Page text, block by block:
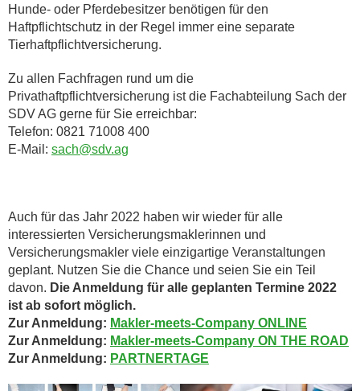
Hunde- oder Pferdebesitzer benötigen für den
Haftpflichtschutz in der Regel immer eine separate
Tierhaftpflichtversicherung.
Zu allen Fachfragen rund um die
Privathaftpflichtversicherung ist die Fachabteilung Sach der
SDV AG gerne für Sie erreichbar:
Telefon: 0821 71008 400
E-Mail: sach@sdv.ag
Auch für das Jahr 2022 haben wir wieder für alle
interessierten Versicherungsmaklerinnen und
Versicherungsmakler viele einzigartige Veranstaltungen
geplant. Nutzen Sie die Chance und seien Sie ein Teil
davon. Die Anmeldung für alle geplanten Termine 2022
ist ab sofort möglich.
Zur Anmeldung: Makler-meets-Company ONLINE
Zur Anmeldung: Makler-meets-Company ON THE ROAD
Zur Anmeldung: PARTNERTAGE